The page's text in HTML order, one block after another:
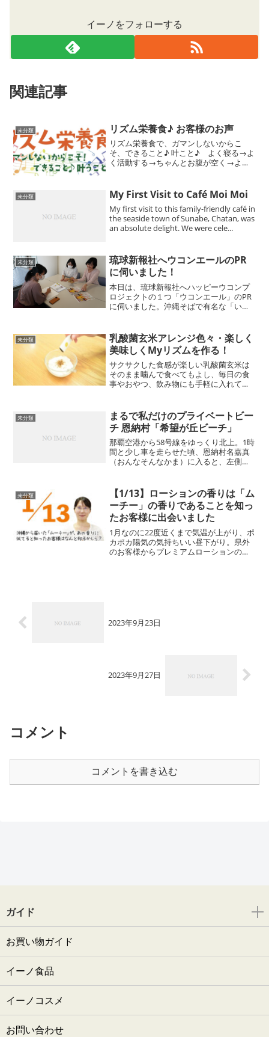
イーノをフォローする
関連記事
未分類 リズム栄養食♪ お客様のお声
リズム栄養食で、ガマンしないからこ
そ、できること♪ 叶こと♪ よく寝る→よ
く活動する→ちゃんとお腹が空く→よく
未分類 My First Visit to Café Moi Moi
My first visit to this family-friendly café in
the seaside town of Sunabe, Chatan, was
an absolute delight. We were cele...
未分類
琉球新報社へウコンエールのPR
に伺いました！
本日は、琉球新報社へハッピーウコンプ
ロジェクトの１つ「ウコンエール」のPR
に伺いました。沖縄そばで有名な「いし
気の自家製生姜入りのジンジャーエール
の代わりに同じ生姜科の...
未分類
乳酸菌玄米アレンジ色々・楽しく
美味しくMyリズムを作る！
サクサクした食感が楽しい乳酸菌玄米は
そのまま噛んで食べてもよし、毎日の食
事やおやつ、飲み物にも手軽に入れて楽
れるアイディアをご紹介します。どこか
懐かしい素朴で香ばし...
未分類
まるで私だけのプライベートビー
チ 恩納村「希望が丘ビーチ」
那覇空港から58号線をゆっくり北上。1時
間と少し車を走らせた頃、恩納村名嘉真
（おんなそんなかま）に入ると、左側に
目印に無料の駐車スペースに車を止める
と、大人1人が通れる...
未分類
【1/13】ローションの香りは「ム
ーチー」の香りであることを知っ
たお客様に出会いました
1月なのに22度近くまで気温が上がり、ポ
カポカ陽気の気持ちいい昼下がり。県外
のお客様からプレミアムローションのご
2023年9月23日
2023年9月27日
コメント
コメントを書き込む
ガイド
お買い物ガイド
イーノ食品
イーノコスメ
お問い合わせ